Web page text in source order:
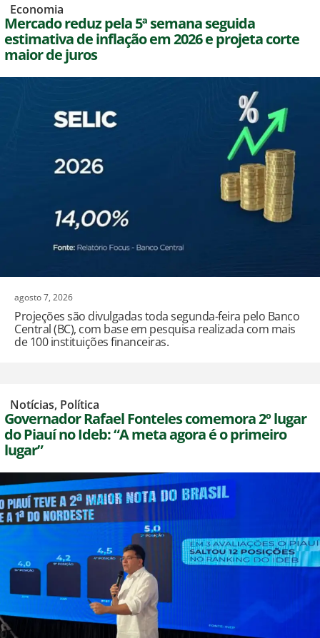
Economia
Mercado reduz pela 5ª semana seguida
estimativa de inflação em 2026 e projeta corte
maior de juros
agosto 7, 2026
Projeções são divulgadas toda segunda-feira pelo Banco
Central (BC), com base em pesquisa realizada com mais
de 100 instituições financeiras.
Notícias, Política
Governador Rafael Fonteles comemora 2º lugar
do Piauí no Ideb: “A meta agora é o primeiro
lugar”